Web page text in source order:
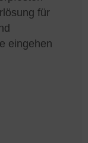
für
eingehen